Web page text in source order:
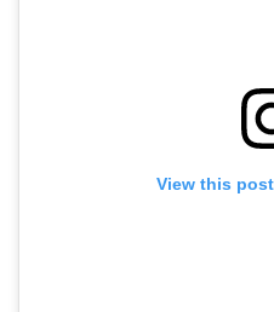
View this